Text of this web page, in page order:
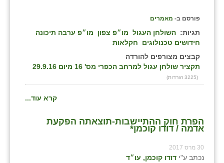
פורסם ב- מאמרים
תגיות: השולחן העגול מו״פ צפון
מו״פ ערבה תיכונה
חידושים טכנולוגים
חקלאות
קבצים מצורפים להורדה
תקציר שולחן עגול למרחב הכפרי מס' 16 מיום 29.9.16
(3225 הורדות)
קרא עוד...
הפרת חוק ההתיישבות-תוצאתה הפקעת
אדמה / דודו קוכמן*
30 מרס 2017
נכתב ע"י דודו קוכמן, עו״ד